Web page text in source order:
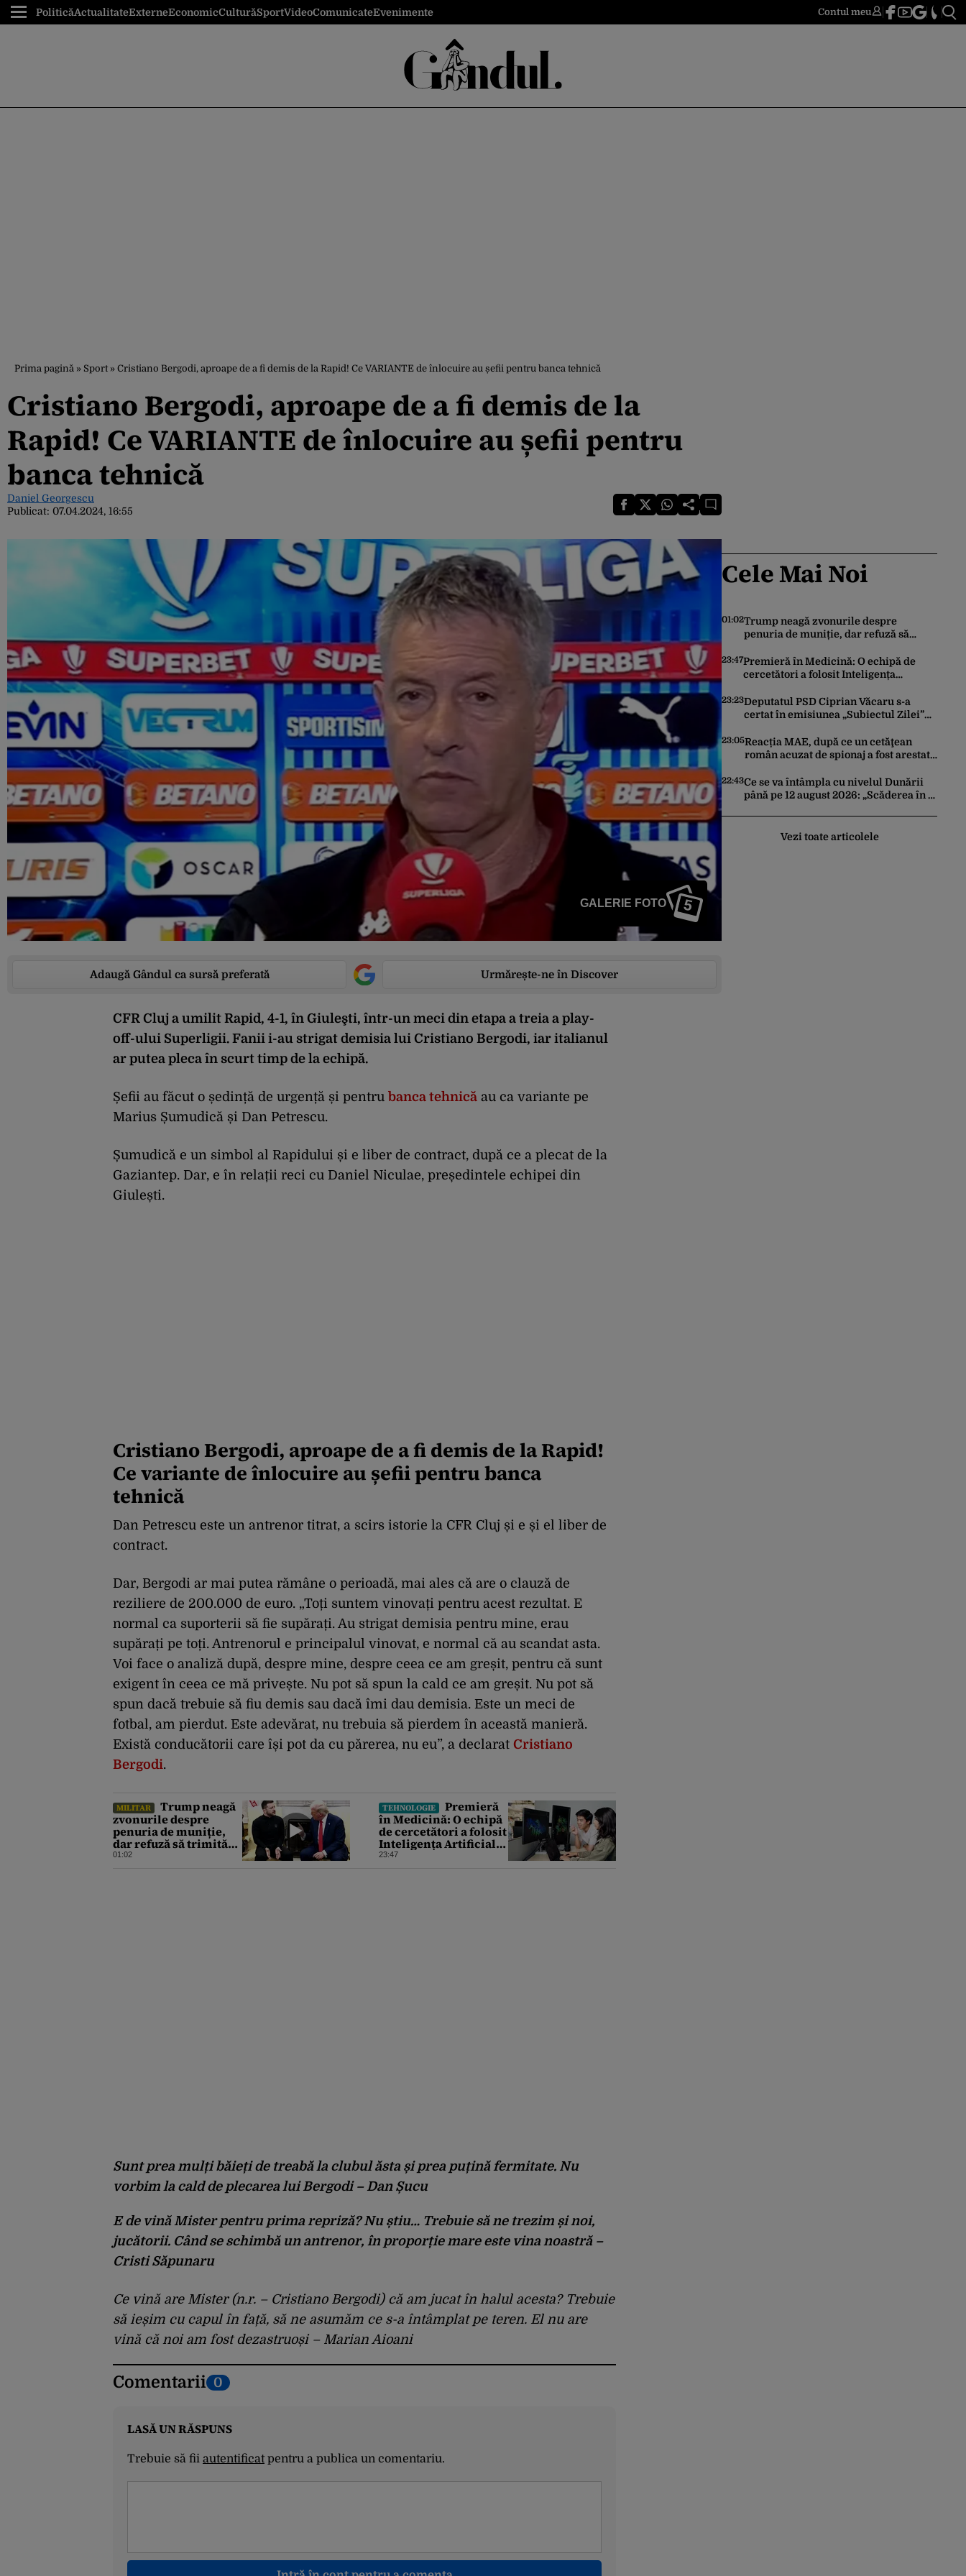
PoliticăActualitateExterneEconomicCulturăSportVideoComunicateEvenimente Contul meu
Prima pagină » Sport» Cristiano Bergodi, aproape de a fi demis de la Rapid! Ce VARIANTE de înlocuire au șefii pentru banca tehnică
Cristiano Bergodi, aproape de a fi demis de la
Rapid! Ce VARIANTE de înlocuire au șefii pentru
banca tehnică
Daniel Georgescu
Publicat: 07.04.2024, 16:55
GALERIE FOTO 5
Adaugă Gândul ca sursă preferată Urmărește-ne în Discover
CFR Cluj a umilit Rapid, 4-1, în Giuleşti, într-un meci din etapa a treia a play-
off-ului Superligii. Fanii i-au strigat demisia lui Cristiano Bergodi, iar italianul
ar putea pleca în scurt timp de la echipă.
Șefii au făcut o ședință de urgență și pentru banca tehnică au ca variante pe
Marius Șumudică și Dan Petrescu.
Șumudică e un simbol al Rapidului și e liber de contract, după ce a plecat de la
Gaziantep. Dar, e în relații reci cu Daniel Niculae, președintele echipei din
Giulești.
Cristiano Bergodi, aproape de a fi demis de la Rapid!
Ce variante de înlocuire au șefii pentru banca
tehnică
Dan Petrescu este un antrenor titrat, a scirs istorie la CFR Cluj și e și el liber de
contract.
Dar, Bergodi ar mai putea rămâne o perioadă, mai ales că are o clauză de
reziliere de 200.000 de euro. „Toți suntem vinovați pentru acest rezultat. E
normal ca suporterii să fie supărați. Au strigat demisia pentru mine, erau
supărați pe toți. Antrenorul e principalul vinovat, e normal că au scandat asta.
Voi face o analiză după, despre mine, despre ceea ce am greșit, pentru că sunt
exigent în ceea ce mă privește. Nu pot să spun la cald ce am greșit. Nu pot să
spun dacă trebuie să fiu demis sau dacă îmi dau demisia. Este un meci de
fotbal, am pierdut. Este adevărat, nu trebuia să pierdem în această manieră.
Există conducătorii care își pot da cu părerea, nu eu”, a declarat Cristiano
Bergodi.
MILITAR
Trump neagă
zvonurile despre
penuria de muniție,
dar refuză să trimită
rachete Ucrainei:
01:02
TEHNOLOGIE
Premieră
în Medicină: O echipă
de cercetători a folosit
Inteligența Artificială
pentru a crea primele
23:47
Sunt prea mulți băieți de treabă la clubul ăsta și prea puțină fermitate. Nu
vorbim la cald de plecarea lui Bergodi – Dan Șucu
E de vină Mister pentru prima repriză? Nu știu… Trebuie să ne trezim și noi,
jucătorii. Când se schimbă un antrenor, în proporție mare este vina noastră –
Cristi Săpunaru
Ce vină are Mister (n.r. – Cristiano Bergodi) că am jucat în halul acesta? Trebuie
să ieșim cu capul în față, să ne asumăm ce s-a întâmplat pe teren. El nu are
vină că noi am fost dezastruoși – Marian Aioani
Comentarii 0
LASĂ UN RĂSPUNS
Trebuie să fii autentificatpentru a publica un comentariu.
Cele Mai Noi
01:02Trump neagă zvonurile despre
penuria de muniție, dar refuză să
nevoie de rachete”
23:47Premieră în Medicină: O echipă de
cercetători a folosit Inteligența
virusuri sintetice la tratarea de E.coli
23:23Deputatul PSD Ciprian Văcaru s-a
certat în emisiunea „Subiectul Zilei”
deficitul fiind motivul scandalului
23:05Reacția MAE, după ce un cetăţean
român acuzat de spionaj a fost arestat
ucrainean ca să asasineze un
producător de drone
22:43Ce se va întâmpla cu nivelul Dunării
până pe 12 august 2026: „Scăderea în 7
Vezi toate articolele